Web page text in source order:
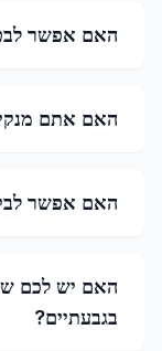
האם אפשר
האם אתם
האם אפשר
האם יש לכם
בגבעתיים?